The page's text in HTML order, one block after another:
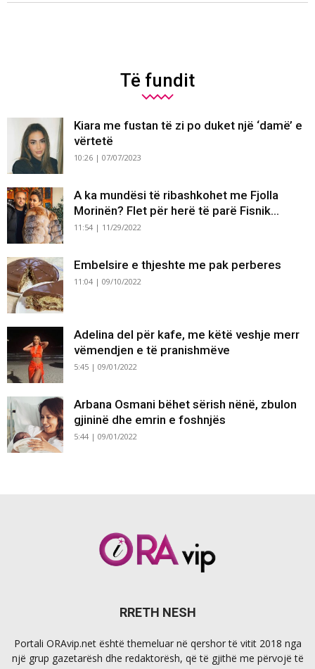
Të fundit
Kiara me fustan të zi po duket një ‘damë’ e
vërtetë
10:26 | 07/07/2023
A ka mundësi të ribashkohet me Fjolla
Morinën? Flet për herë të parë Fisnik...
11:54 | 11/29/2022
Embelsire e thjeshte me pak perberes
11:04 | 09/10/2022
Adelina del për kafe, me këtë veshje merr
vëmendjen e të pranishmëve
5:45 | 09/01/2022
Arbana Osmani bëhet sërish nënë, zbulon
gjininë dhe emrin e foshnjës
5:44 | 09/01/2022
RRETH NESH
Portali ORAvip.net është themeluar në qershor të vitit 2018 nga
një grup gazetarësh dhe redaktorësh, që të gjithë me përvojë të